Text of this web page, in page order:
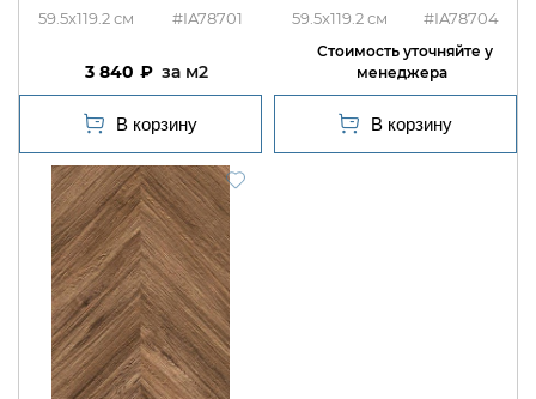
59.5x119.2 #IA78701
3 840 м2
59.5x119.2 #IA78704